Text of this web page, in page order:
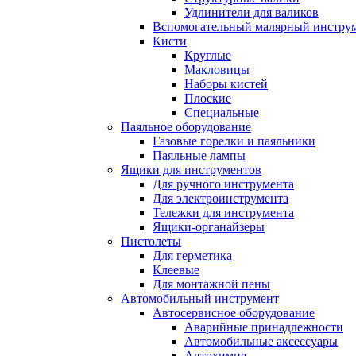
Удлинители для валиков
Вспомогательный малярный
Кисти
Круглые
Макловицы
Наборы кистей
Плоские
Специальные
Паяльное оборудование
Газовые горелки и паяльники
Паяльные лампы
Ящики для инструментов
Для ручного инструмента
Для электроинструмента
Тележки для инструмента
Ящики-органайзеры
Пистолеты
Для герметика
Клеевые
Для монтажной пены
Автомобильный инструмент
Автосервисное оборудование
Аварийные принадлежности
Автомобильные аксессуары